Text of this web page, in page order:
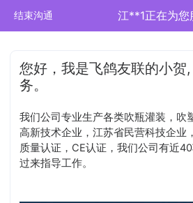
结束沟通 江**1正在为您
您好，我是飞鸽友联的小贺
务。
我们公司专业生产各类吹瓶灌装，吹
高新技术企业，江苏省民营科技企业
质量认证，CE认证，我们公司有近
过来指导工作。